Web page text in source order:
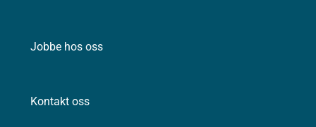
Jobbe hos oss
Kontakt oss